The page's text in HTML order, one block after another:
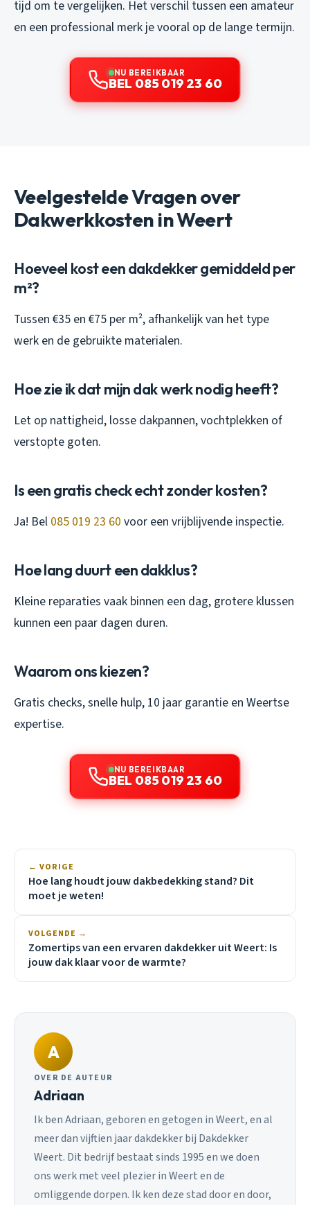
tijd om te vergelijken. Het verschil tussen een amateur
en een professional merk je vooral op de lange termijn.
NU BEREIKBAAR
BEL 085 019 23 60
Veelgestelde Vragen over
Dakwerkkosten in Weert
Hoeveel kost een dakdekker gemiddeld per
m²?
Tussen €35 en €75 per m², afhankelijk van het type
werk en de gebruikte materialen.
Hoe zie ik dat mijn dak werk nodig heeft?
Let op nattigheid, losse dakpannen, vochtplekken of
verstopte goten.
Is een gratis check echt zonder kosten?
Ja! Bel 085 019 23 60 voor een vrijblijvende inspectie.
Hoe lang duurt een dakklus?
Kleine reparaties vaak binnen een dag, grotere klussen
kunnen een paar dagen duren.
Waarom ons kiezen?
Gratis checks, snelle hulp, 10 jaar garantie en Weertse
expertise.
NU BEREIKBAAR
BEL 085 019 23 60
← VORIGE
Hoe lang houdt jouw dakbedekking stand? Dit
moet je weten!
VOLGENDE →
Zomertips van een ervaren dakdekker uit Weert: Is
jouw dak klaar voor de warmte?
A
OVER DE AUTEUR
Adriaan
Ik ben Adriaan, geboren en getogen in Weert, en al
meer dan vijftien jaar dakdekker bij Dakdekker
Weert. Dit bedrijf bestaat sinds 1995 en we doen
ons werk met veel plezier in Weert en de
omliggende dorpen. Ik ken deze stad door en door,